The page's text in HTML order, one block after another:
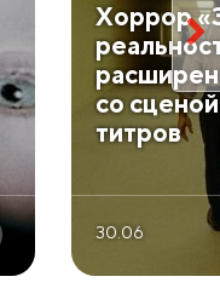
Хоррор
со
титров
30.06